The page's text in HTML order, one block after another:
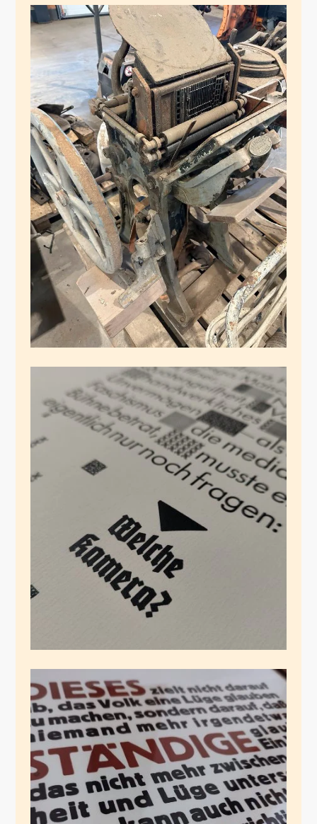
Gestatten, Frau
Eickhoff, Dänin
Februar 9, 2025
Radikaler Satz
Februar 3, 2025
Hannah Arendt